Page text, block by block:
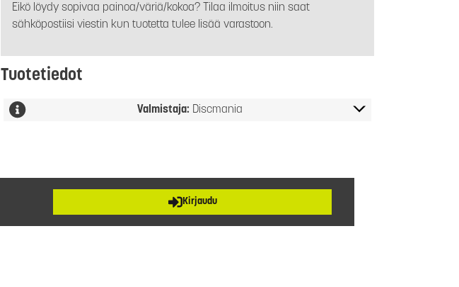
Eikö löydy sopivaa painoa/väriä/kokoa? Tilaa ilmoitus niin saat
sähköpostiisi viestin kun tuotetta tulee lisää varastoon.
Tuotetiedot
Valmistaja: Discmania
Kirjaudu